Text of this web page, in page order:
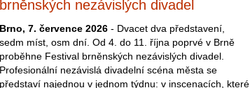
brněnských nezávislých divadel
Brno, 7. července 2026 - Dvacet dva představení,
sedm míst, osm dní. Od 4. do 11. října poprvé v Brně
proběhne Festival brněnských nezávislých divadel.
Profesionální nezávislá divadelní scéna města se
představí najednou v jednom týdnu: v inscenacích, které